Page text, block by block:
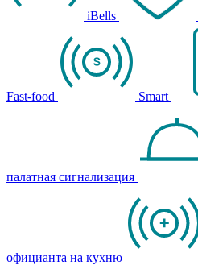
iBells
Fast-food Smart
палатная сигнализация
официанта на кухню